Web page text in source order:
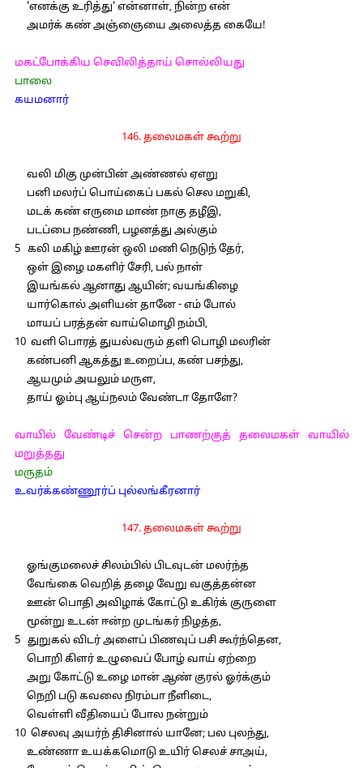
'எனக்கு உரித்து' என்னாள், நின்ற என்
அமர்க் கண் அஞ்ஞையை அலைத்த கையே!
மகட்போக்கிய செவிலித்தாய் சொல்லியது
பாலை
கயமனார்
146. தலைமகள் கூற்று
வலி மிகு முன்பின் அண்ணல் ஏஎறு
பனி மலர்ப் பொய்கைப் பகல் செல மறுகி,
மடக் கண் எருமை மாண் நாகு தழீஇ,
படப்பை நண்ணி, பழனத்து அல்கும்
5 கலி மகிழ் ஊரன் ஒலி மணி நெடுந் தேர்,
ஒள் இழை மகளிர் சேரி, பல் நாள்
இயங்கல் ஆனாது ஆயின்; வயங்கிழை
யார்கொல் அளியன் தானே - எம் போல்
மாயப் பரத்தன் வாய்மொழி நம்பி,
10 வளி பொரத் துயல்வரும் தளி பொழி மலரின்
கண்பனி ஆகத்து உறைப்ப, கண் பசந்து,
ஆயமும் அயலும் மருள,
தாய் ஓம்பு ஆய்நலம் வேண்டா தோளே?
வாயில் வேண்டிச் சென்ற பாணற்குத் தலைமகள் வாயில்
மறுத்தது
மருதம்
உவர்க்கண்ணூர்ப் புல்லங்கீரனார்
147. தலைமகள் கூற்று
ஓங்குமலைச் சிலம்பில் பிடவுடன் மலர்ந்த
வேங்கை வெறித் தழை வேறு வகுத்தன்ன
ஊன் பொதி அவிழாக் கோட்டு உகிர்க் குருளை
மூன்று உடன் ஈன்ற முடங்கர் நிழத்த,
5 துறுகல் விடர் அளைப் பிணவுப் பசி கூர்ந்தென,
பொறி கிளர் உழுவைப் போழ் வாய் ஏற்றை
அறு கோட்டு உழை மான் ஆண் குரல் ஓர்க்கும்
நெறி படு கவலை நிரம்பா நீளிடை,
வெள்ளி வீதியைப் போல நன்றும்
10 செலவு அயர்ந் திசினால் யானே; பல புலந்து,
உண்ணா உயக்கமொடு உயிர் செலச் சாஅய்,